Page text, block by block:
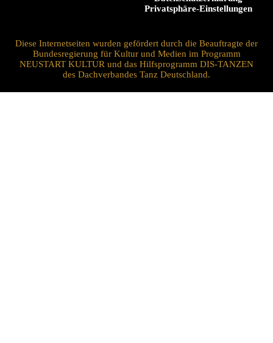
Privatsphäre-Einstellungen
Diese Internetseiten wurden gefördert durch die Beauftragte der
Bundesregierung für Kultur und Medien im Programm
NEUSTART KULTUR und das Hilfsprogramm DIS-TANZEN
des Dachverbandes Tanz Deutschland.